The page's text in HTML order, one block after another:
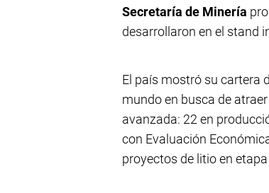
Secretaría de Minería
desarrollaron en el stand
El país mostró su cartera
mundo en busca de
avanzada: 22 en
con Evaluación
proyectos de litio en